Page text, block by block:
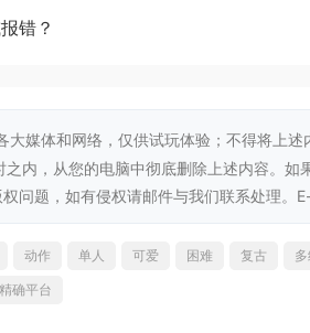
错？
大媒体和网络，仅供试玩体验；不得将上
内，从您的电脑中彻底删除上述内容。如
问题，如有侵权请邮件与我们联系处理。
动作 单人 可爱 困难 复古
精确平台